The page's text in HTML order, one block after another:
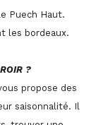
Puech Haut.
les bordeaux.
?
propose des
saisonnalité. Il